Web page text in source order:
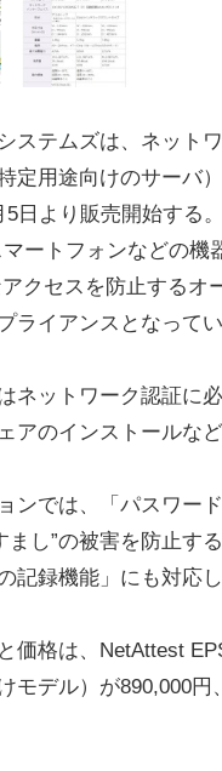
ステムズは、ネット
定用途向けのサーバ
5日より販売開始する
ートフォンなどの機
クセスを防止するオ
ライアンスとなってい
ネットワーク認証に
アのインストールな
ンでは、「パスワー
まし”の被害を防止す
記録機能」にも対応
価格は、NetAttest
モデル）が890,000